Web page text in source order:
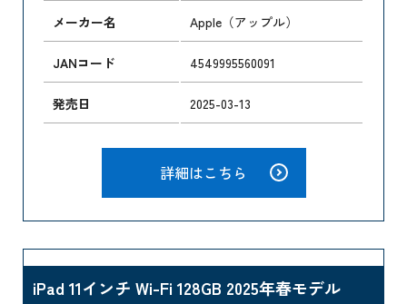
メーカー名 Apple（アップル）
JANコード 4549995560091
発売日 2025-03-13
詳細はこちら
iPad 11インチ Wi-Fi 128GB 2025年春モデル